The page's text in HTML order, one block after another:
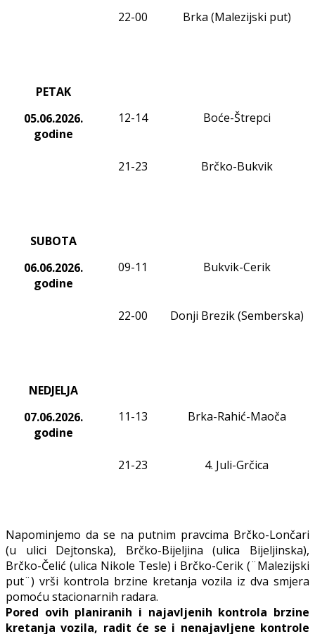
22-00 Brka (Malezijski put)
PETAK
05.06.2026.
godine
12-14 Boće-Štrepci
21-23 Brčko-Bukvik
SUBOTA
06.06.2026.
godine
09-1 1 Bukvik-Cerik
22-00 Donji Brezik (Semberska)
NEDJELJA
07.06.2026.
godine
11-13 Brka-Rahić-Maoča
21-23 4. Juli-Grčica
Napominjemo da se na putnim pravcima Brčko-Lončari
(u ulici Dejtonska), Brčko-Bijeljina (ulica Bijeljinska),
Brčko-Čelić (ulica Nikole Tesle) i Brčko-Cerik (¨Malezijski
put¨) vrši kontrola brzine kretanja vozila iz dva smjera
pomoću stacionarnih radara.
Pored ovih planiranih i najavljenih kontrola brzine
kretanja vozila, radit će se i nenajavljene kontrole